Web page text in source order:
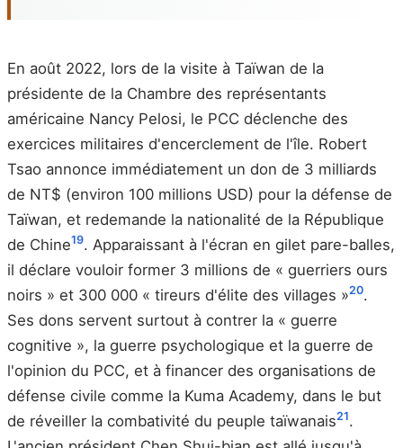
En août 2022, lors de la visite à Taïwan de la
présidente de la Chambre des représentants
américaine Nancy Pelosi, le PCC déclenche des
exercices militaires d'encerclement de l'île. Robert
Tsao annonce immédiatement un don de 3 milliards
de NT$ (environ 100 millions USD) pour la défense de
Taïwan, et redemande la nationalité de la République
de Chine19. Apparaissant à l'écran en gilet pare-balles,
il déclare vouloir former 3 millions de « guerriers ours
noirs » et 300 000 « tireurs d'élite des villages »20.
Ses dons servent surtout à contrer la « guerre
cognitive », la guerre psychologique et la guerre de
l'opinion du PCC, et à financer des organisations de
défense civile comme la Kuma Academy, dans le but
de réveiller la combativité du peuple taïwanais21.